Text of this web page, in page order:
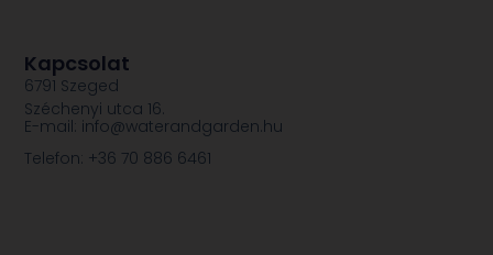
Kapcsolat
6791 Szeged
Széchenyi utca 16.
E-mail: info@waterandgarden.hu
Telefon: +36 70 886 6461